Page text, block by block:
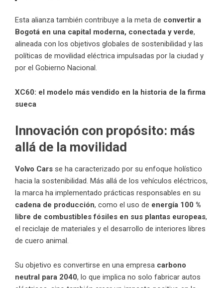
Esta alianza también contribuye a la meta de convertir a
Bogotá en una capital moderna, conectada y verde,
alineada con los objetivos globales de sostenibilidad y las
políticas de movilidad eléctrica impulsadas por la ciudad y
por el Gobierno Nacional.
XC60: el modelo más vendido en la historia de la firma
sueca
Innovación con propósito: más
allá de la movilidad
Volvo Cars se ha caracterizado por su enfoque holístico
hacia la sostenibilidad. Más allá de los vehículos eléctricos,
la marca ha implementado prácticas responsables en su
cadena de producción, como el uso de energía 100 %
libre de combustibles fósiles en sus plantas europeas,
el reciclaje de materiales y el desarrollo de interiores libres
de cuero animal.
Su objetivo es convertirse en una empresa carbono
neutral para 2040, lo que implica no solo fabricar autos